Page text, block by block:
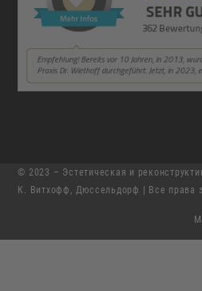
© 2023 – Эстетическая и
К. Витхофф, Дюссельдорф | Все права